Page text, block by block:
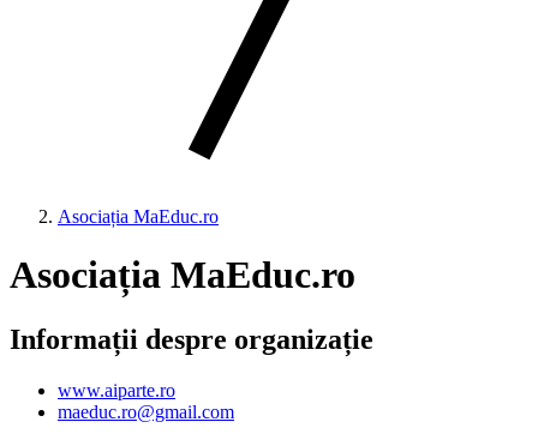
Asociația MaEduc.ro
Asociația MaEduc.ro
Informații despre organizație
www.aiparte.ro
maeduc.ro@gmail.com